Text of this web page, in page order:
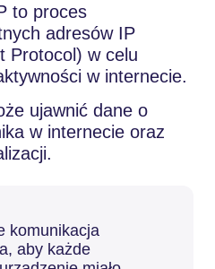
to proces
adresów IP
Protocol) w celu
w internecie.
ujawnić dane o
w internecie oraz
komunikacja
aby każde